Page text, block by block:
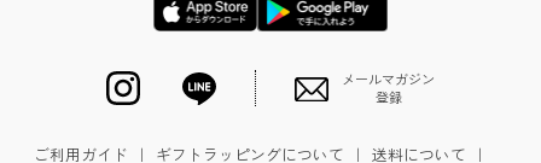
メールマガジン
登録
ご利用ガイド ｜ ギフトラッピングについて ｜ 送料について ｜